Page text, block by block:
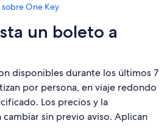
One Key
un boleto a
disponibles durante los últimos 7
por persona, en viaje redondo
Los precios y la
sin previo aviso. Aplican